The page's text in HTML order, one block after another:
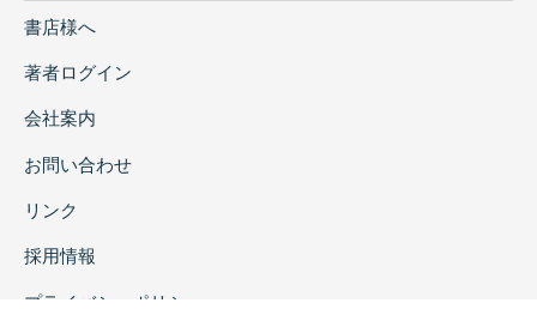
書店様へ
著者ログイン
会社案内
お問い合わせ
リンク
採用情報
プライバシーポリシー